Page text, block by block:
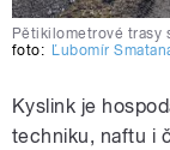
Pětikilometrové trasy
foto: Ľubomír
Kyslink je
techniku, naftu i